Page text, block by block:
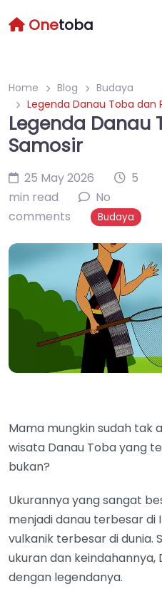
Onetoba
Home Blog
Budaya
Legenda Danau Toba dan
Legenda Danau
Samosir
25 May 2026
5
min read
No
comments
Budaya
Mama mungkin sudah tak
wisata Danau Toba yang
bukan?
Ukurannya yang sangat
menjadi danau terbesar di
vulkanik terbesar di dunia.
ukuran dan keindahannya,
dengan legendanya.